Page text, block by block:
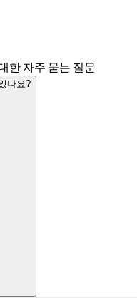
한 자주 묻는 질문
나요?